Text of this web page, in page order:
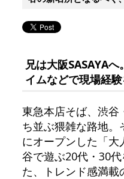
兄は大阪SASAYA
イムなどで現場経
東急本店そば、渋谷
ち並ぶ猥雑な路地
にオープンした「
谷で遊ぶ20代・30
た、トレンド感満載